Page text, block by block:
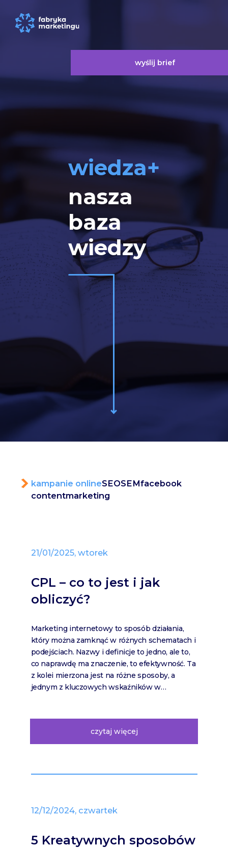
wyślij brief
wiedza+
nasza
baza
wiedzy
kampanie onlineSEOSEMfacebook
contentmarketing
21/01/2025, wtorek
CPL – co to jest i jak
obliczyć?
Marketing internetowy to sposób działania,
który można zamknąć w różnych schematach i
podejściach. Nazwy i definicje to jedno, ale to,
co naprawdę ma znaczenie, to efektywność. Ta
z kolei mierzona jest na różne sposoby, a
jednym z kluczowych wskaźników w…
czytaj więcej
12/12/2024, czwartek
5 Kreatywnych sposobów